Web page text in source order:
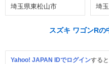
埼玉県東松山市 埼
スズキ ワゴンRの
Yahoo! JAPAN IDでログインする